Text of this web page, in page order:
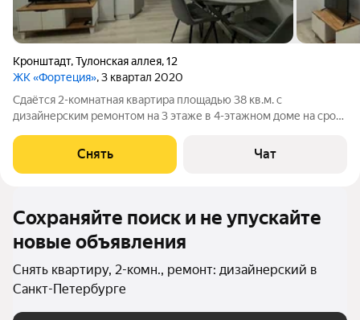
Кронштадт,Тулонская аллея,12
ЖК «Фортеция», 3 квартал 2020
Сдаётся 2-комнатная квартира площадью 38 кв.м. с
дизайнерским ремонтом на 3 этаже в 4-этажном доме на срок
Стиральная машина Холодильник Кондиционер Дом -
кирпичный. Жилец оплачивает все
Снять Чат
Сохраняйте поиск и не упускайте
новые объявления
Снять квартиру, 2-комн., ремонт: дизайнерский в
Санкт-Петербурге